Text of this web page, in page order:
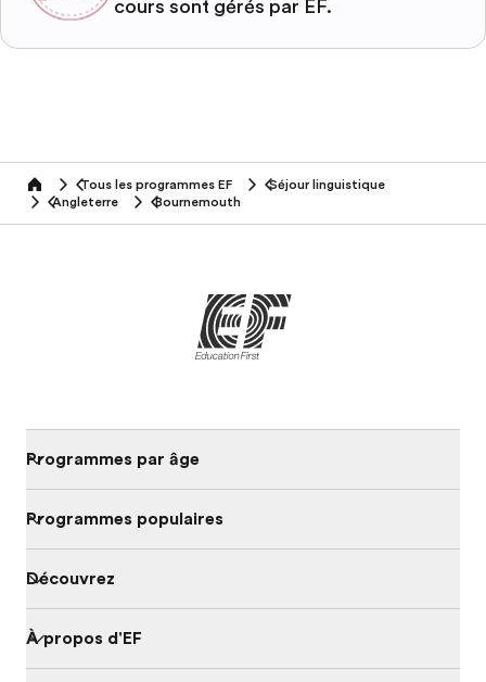
cours sont gérés par EF.
home Tous les programmes EF
Séjour linguistique
Angleterre
Bournemouth
Programmes par âge
Programmes populaires
Découvrez
À propos d'EF